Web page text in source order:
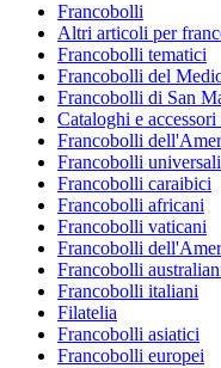
Francobolli
Altri articoli per
Francobolli tematici
Francobolli del
Francobolli di San
Cataloghi e
Francobolli
Francobolli
Francobolli caraibici
Francobolli africani
Francobolli vaticani
Francobolli
Francobolli
Francobolli italiani
Filatelia
Francobolli asiatici
Francobolli europei